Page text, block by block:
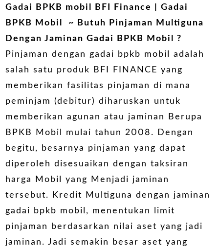
Gadai BPKB mobil BFI Finance
| Gadai
BPKB Mobil ~ Butuh Pinjaman Multiguna
Dengan JaminanGadai BPKB Mobil
?
Pinjaman dengan gadai bpkb mobil adalah
salah satu produk BFI FINANCE yang
memberikan fasilitas pinjaman di mana
peminjam (debitur) diharuskan untuk
memberikan agunan atau jaminan Berupa
BPKB Mobil mulai tahun 2008. Dengan
begitu, besarnya pinjaman yang dapat
diperoleh disesuaikan dengan taksiran
harga Mobil yang Menjadi jaminan
tersebut. Kredit Multiguna dengan jaminan
gadai bpkb mobil, menentukan limit
pinjaman berdasarkan nilai aset yang jadi
jaminan. Jadi semakin besar aset yang